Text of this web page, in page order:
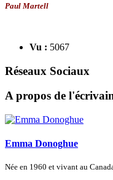
Paul Martell
Vu : 5067
Réseaux Sociaux
A propos de
Emma Donoghue
Née en 1960 et vivant au